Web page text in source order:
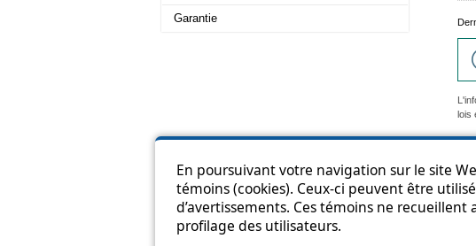
En poursuivant votre navigation sur le site
témoins (cookies). Ceux-ci peuvent être
d’avertissements. Ces témoins ne
profilage des utilisateurs.
Garantie
lois
Plan du site